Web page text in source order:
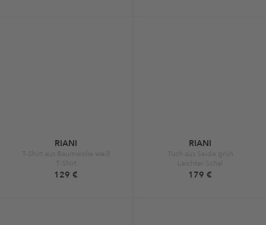
RIANI
T-Shirt aus Baumwolle weiß
T-Shirt
129 €
RIANI
Tuch aus Seide grün
Leichter Schal
179 €